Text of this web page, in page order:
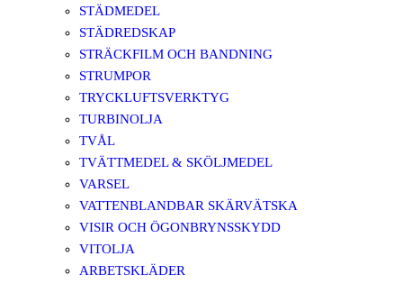
STÄDMEDEL
STÄDREDSKAP
STRÄCKFILM OCH BANDNING
STRUMPOR
TRYCKLUFTSVERKTYG
TURBINOLJA
TVÅL
TVÄTTMEDEL & SKÖLJMEDEL
VARSEL
VATTENBLANDBAR SKÄRVÄTSKA
VISIR OCH ÖGONBRYNSSKYDD
VITOLJA
ARBETSKLÄDER